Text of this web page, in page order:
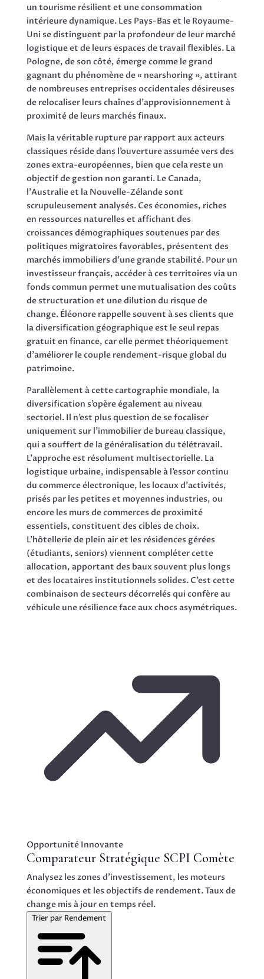
un tourisme résilient et une consommation
intérieure dynamique. Les Pays-Bas et le Royaume-
Uni se distinguent par la profondeur de leur marché
logistique et de leurs espaces de travail flexibles. La
Pologne, de son côté, émerge comme le grand
gagnant du phénomène de « nearshoring », attirant
de nombreuses entreprises occidentales désireuses
de relocaliser leurs chaînes d’approvisionnement à
proximité de leurs marchés finaux.
Mais la véritable rupture par rapport aux acteurs
classiques réside dans l’ouverture assumée vers des
zones extra-européennes, bien que cela reste un
objectif de gestion non garanti. Le Canada,
l’Australie et la Nouvelle-Zélande sont
scrupuleusement analysés. Ces économies, riches
en ressources naturelles et affichant des
croissances démographiques soutenues par des
politiques migratoires favorables, présentent des
marchés immobiliers d’une grande stabilité. Pour un
investisseur français, accéder à ces territoires via un
fonds commun permet une mutualisation des coûts
de structuration et une dilution du risque de
change. Éléonore rappelle souvent à ses clients que
la diversification géographique est le seul repas
gratuit en finance, car elle permet théoriquement
d’améliorer le couple rendement-risque global du
patrimoine.
Parallèlement à cette cartographie mondiale, la
diversification s’opère également au niveau
sectoriel. Il n’est plus question de se focaliser
uniquement sur l’immobilier de bureau classique,
qui a souffert de la généralisation du télétravail.
L’approche est résolument multisectorielle. La
logistique urbaine, indispensable à l’essor continu
du commerce électronique, les locaux d’activités,
prisés par les petites et moyennes industries, ou
encore les murs de commerces de proximité
essentiels, constituent des cibles de choix.
L’hôtellerie de plein air et les résidences gérées
(étudiants, seniors) viennent compléter cette
allocation, apportant des baux souvent plus longs
et des locataires institutionnels solides. C’est cette
combinaison de secteurs décorrelés qui confère au
véhicule une résilience face aux chocs asymétriques.
Opportunité Innovante
Comparateur Stratégique SCPI Comète
Analysez les zones d’investissement, les moteurs
économiques et les objectifs de rendement.Taux de
change mis à jour en temps réel.
Trier par Rendement